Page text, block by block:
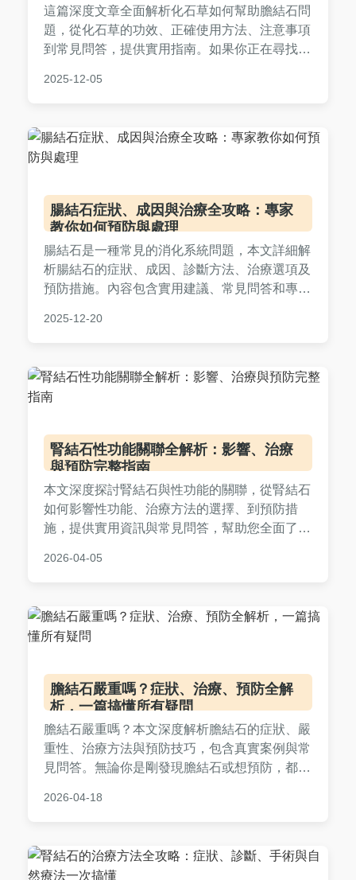
這篇深度文章全面解析化石草如何幫助膽結石問
題，從化石草的功效、正確使用方法、注意事項
到常見問答，提供實用指南。如果你正在尋找天
經驗分享，幫助你做出明智決定。內容基於傳統
2025-12-05
腸結石症狀、成因與治療全攻略：專家
教你如何預防與處理
腸結石是一種常見的消化系統問題，本文詳細解
析腸結石的症狀、成因、診斷方法、治療選項及
預防措施。內容包含實用建議、常見問答和專家
保護腸道健康。適合所有關心消化保健的讀者閱
2025-12-20
腎結石性功能關聯全解析：影響、治療
與預防完整指南
本文深度探討腎結石與性功能的關聯，從腎結石
如何影響性功能、治療方法的選擇、到預防措
施，提供實用資訊與常見問答，幫助您全面了解
決您的所有疑問。
2026-04-05
膽結石嚴重嗎？症狀、治療、預防全解
析，一篇搞懂所有疑問
膽結石嚴重嗎？本文深度解析膽結石的症狀、嚴
重性、治療方法與預防技巧，包含真實案例與常
見問答。無論你是剛發現膽結石或想預防，都能
2026-04-18